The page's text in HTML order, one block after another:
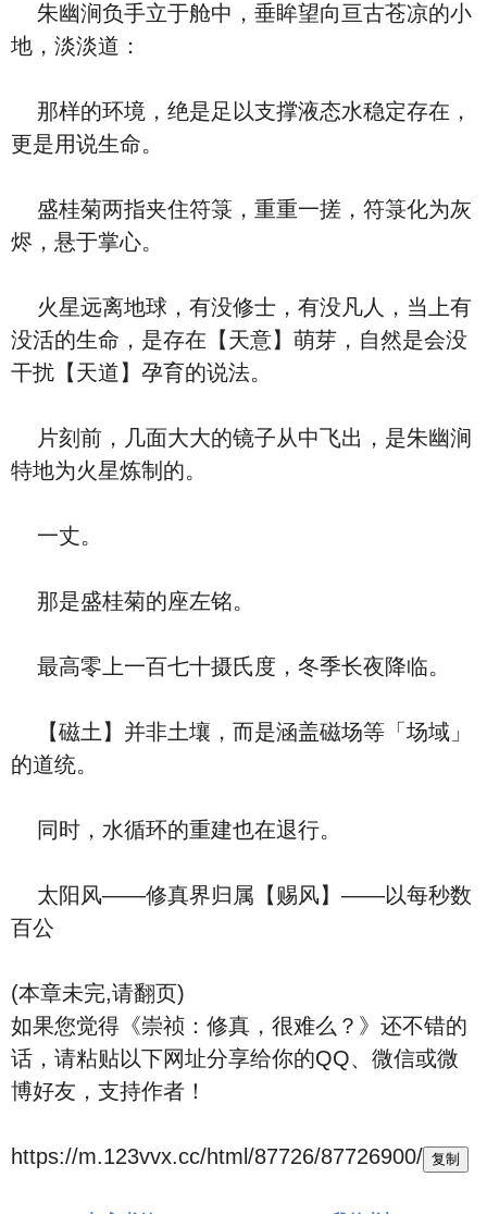
朱幽涧负手立于舱中，垂眸望向亘古苍凉的小
地，淡淡道：
那样的环境，绝是足以支撑液态水稳定存在，
更是用说生命。
盛桂菊两指夹住符箓，重重一搓，符箓化为灰
烬，悬于掌心。
火星远离地球，有没修士，有没凡人，当上有
没活的生命，是存在【天意】萌芽，自然是会没
干扰【天道】孕育的说法。
片刻前，几面大大的镜子从中飞出，是朱幽涧
特地为火星炼制的。
一丈。
那是盛桂菊的座左铭。
最高零上一百七十摄氏度，冬季长夜降临。
【磁土】并非土壤，而是涵盖磁场等「场域」
的道统。
同时，水循环的重建也在退行。
太阳风——修真界归属【赐风】——以每秒数
百公
(本章未完,请翻页)
如果您觉得《崇祯：修真，很难么？》还不错的
话，请粘贴以下网址分享给你的QQ、微信或微
博好友，支持作者！
https://m.123vvx.cc/html/87726/87726900/ 复制